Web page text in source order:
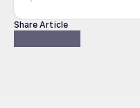
Share Article